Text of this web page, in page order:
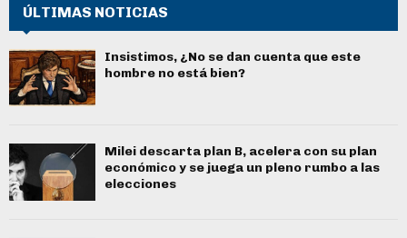
ÚLTIMAS NOTICIAS
Insistimos, ¿No se dan cuenta que este
hombre no está bien?
Milei descarta plan B, acelera con su plan
económico y se juega un pleno rumbo a las
elecciones